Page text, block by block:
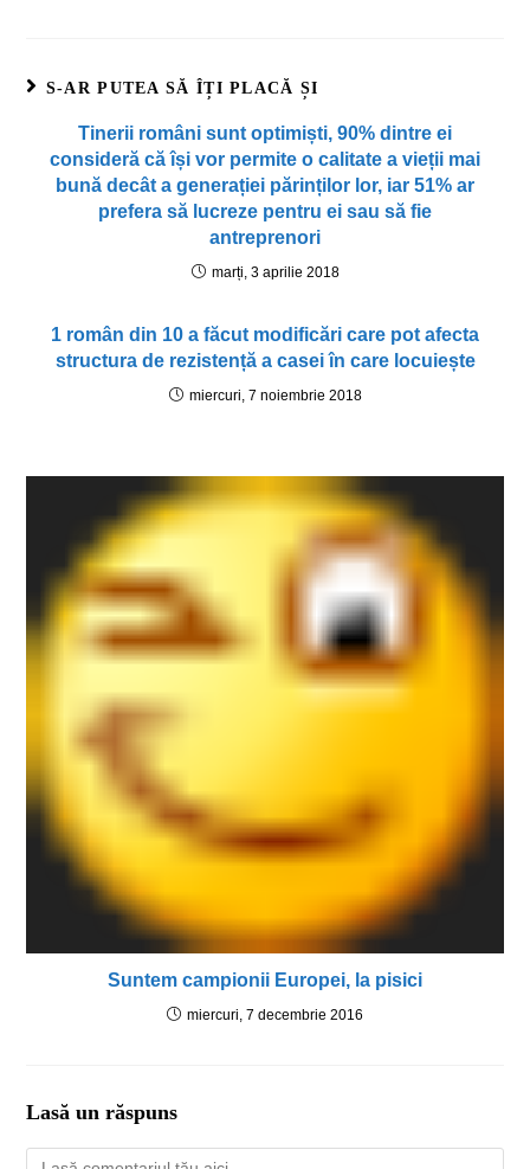
S-AR PUTEA SĂ ÎȚI PLACĂ ȘI
Tinerii români sunt optimiști, 90% dintre ei
consideră că își vor permite o calitate a vieții mai
bună decât a generației părinților lor, iar 51% ar
prefera să lucreze pentru ei sau să fie
antreprenori
marți, 3 aprilie 2018
1 român din 10 a făcut modificări care pot afecta
structura de rezistență a casei în care locuiește
miercuri, 7 noiembrie 2018
Suntem campionii Europei, la pisici
miercuri, 7 decembrie 2016
Lasă un răspuns